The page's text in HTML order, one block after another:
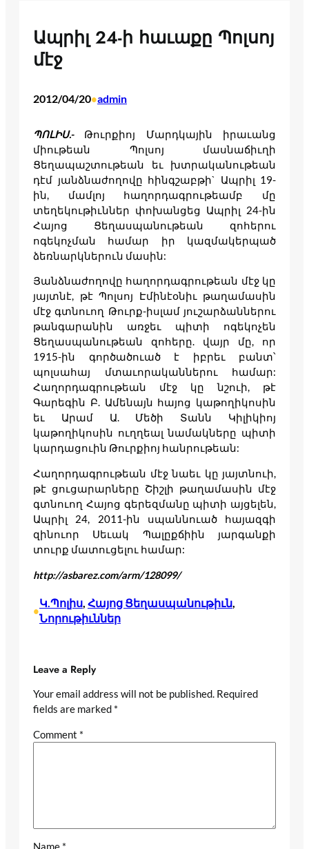
Ապրիլ 24-ի հաւաքը Պոլսոյ
մէջ
2012/04/20•admin
ՊՈԼԻՍ.-Թուրքիոյ Մարդկային իրաւանց
միութեան Պոլսոյ մասնաճիւղի
Ցեղապաշտութեան եւ խտրականութեան
դէմ յանձնաժողովը հինգշաբթի` Ապրիլ 19-
ին, մամլոյ հաղորդագրութեամբ մը
տեղեկութիւններ փոխանցեց Ապրիլ 24-ին
Հայոց Ցեղասպանութեան զոհերու
ոգեկոչման համար իր կազմակերպած
ձեռնարկներուն մասին:
Յանձնաժողովը հաղորդագրութեան մէջ կը
յայտնէ, թէ Պոլսոյ Էմինէօնիւ թաղամասին
մէջ գտնուող Թուրք-իսլամ յուշարձաններու
թանգարանին առջեւ պիտի ոգեկոչեն
Ցեղասպանութեան զոհերը. վայր մը, որ
1915-ին գործածուած է իբրեւ բանտ՝
պոլսահայ մտաւորականներու համար:
Հաղորդագրութեան մէջ կը նշուի, թէ
Գարեգին Բ. Ամենայն հայոց կաթողիկոսին
եւ Արամ Ա. Մեծի Տանն Կիլիկիոյ
կաթողիկոսին ուղղեալ նամակները պիտի
կարդացուին Թուրքիոյ հանրութեան:
Հաղորդագրութեան մէջ նաեւ կը յայտնուի,
թէ ցուցարարները Շիշլի թաղամասին մէջ
գտնուող Հայոց գերեզմանը պիտի այցելեն,
Ապրիլ 24, 2011-ին սպաննուած հայազգի
զինուոր Սեւակ Պալըքճիին յարգանքի
տուրք մատուցելու համար:
http://asbarez.com/arm/128099/
•
Կ.Պոլիս, Հայոց Ցեղասպանութիւն
Նորութիւններ
Leave a Reply
Your email address will not be published. Required
fields are marked *
Comment *